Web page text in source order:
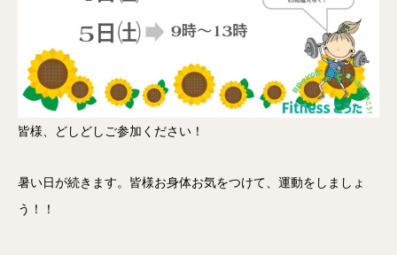
皆様、どしどしご参加ください！
暑い日が続きます。皆様お身体お気をつけて、運動をしましょ
う！！